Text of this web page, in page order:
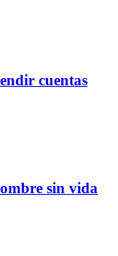
cuentas
sin vida